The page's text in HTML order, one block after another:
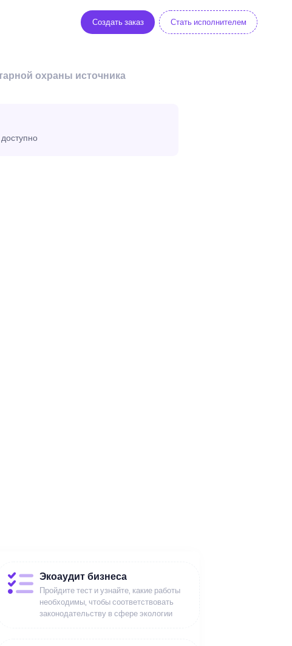
Создать заказ Стать исполнителем
охраны источника
Экоаудит бизнеса
Пройдите тест и узнайте, какие работы
необходимы, чтобы соответствовать
законодательству в сфере экологии